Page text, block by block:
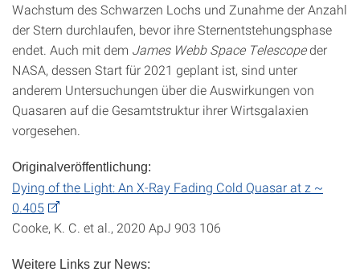
Wachstum des Schwarzen Lochs und Zunahme der Anzahl
der Stern durchlaufen, bevor ihre Sternentstehungsphase
endet. Auch mit dem James Webb Space Telescopeder
NASA, dessen Start für 2021 geplant ist, sind unter
anderem Untersuchungen über die Auswirkungen von
Quasaren auf die Gesamtstruktur ihrer Wirtsgalaxien
vorgesehen.
Originalveröffentlichung:
Dying of the Light: An X-Ray Fading Cold Quasar at z ~
0.405
Cooke, K. C. et al., 2020 ApJ 903 106
Weitere Links zur News: